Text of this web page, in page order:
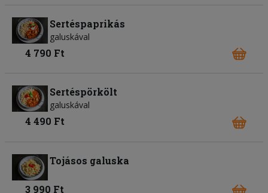
Sertéspaprikás
galuskával
4 790 Ft
Sertéspörkölt
galuskával
4 490 Ft
Tojásos galuska
3 990 Ft